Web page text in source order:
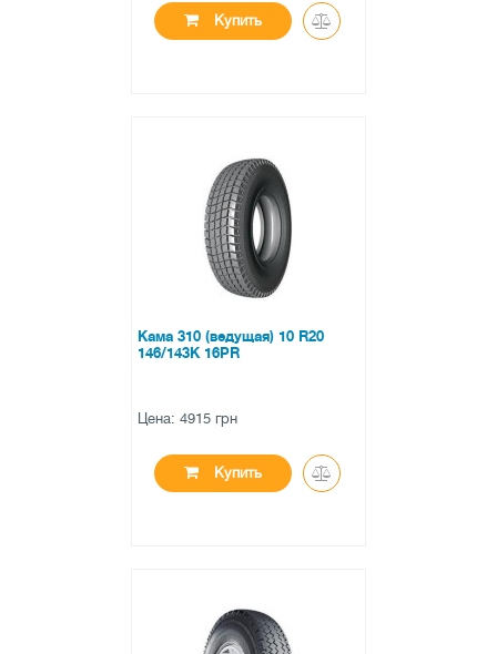
Купить
0 отзывов
Кама 310 (ведущая) 10 R20
146/143K 16PR
Цена: 4915 грн
Купить
0 отзывов